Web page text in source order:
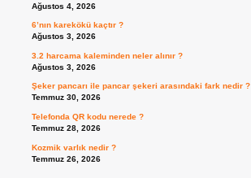
Ağustos 4, 2026
6’nın karekökü kaçtır ?
Ağustos 3, 2026
3.2 harcama kaleminden neler alınır ?
Ağustos 3, 2026
Şeker pancarı ile pancar şekeri arasındaki fark nedir ?
Temmuz 30, 2026
Telefonda QR kodu nerede ?
Temmuz 28, 2026
Kozmik varlık nedir ?
Temmuz 26, 2026